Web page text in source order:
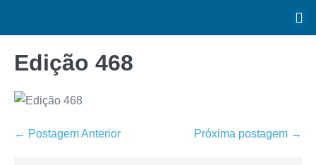
Edição 468
← Postagem Anterior Próxima postagem →